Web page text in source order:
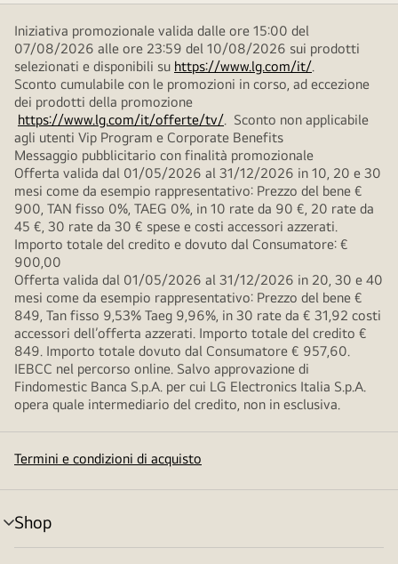
Iniziativa promozionale valida dalle ore 15:00 del
07/08/2026 alle ore 23:59 del 10/08/2026 sui prodotti
selezionati e disponibili su https://www.lg.com/it/.
Sconto cumulabile con le promozioni in corso, ad eccezione
dei prodotti della promozione
https://www.lg.com/it/offerte/tv/. Sconto non applicabile
agli utenti Vip Program e Corporate Benefits
Messaggio pubblicitario con finalità promozionale
Offerta valida dal 01/05/2026 al 31/12/2026 in 10, 20 e 30
mesi come da esempio rappresentativo: Prezzo del bene €
900, TAN fisso 0%, TAEG 0%, in 10 rate da 90 €, 20 rate da
45 €, 30 rate da 30 € spese e costi accessori azzerati.
Importo totale del credito e dovuto dal Consumatore: €
900,00
Offerta valida dal 01/05/2026 al 31/12/2026 in 20, 30 e 40
mesi come da esempio rappresentativo: Prezzo del bene €
849, Tan fisso 9,53% Taeg 9,96%, in 30 rate da € 31,92 costi
accessori dell’offerta azzerati. Importo totale del credito €
849. Importo totale dovuto dal Consumatore € 957,60.
IEBCC nel percorso online. Salvo approvazione di
Findomestic Banca S.p.A. per cui LG Electronics Italia S.p.A.
opera quale intermediario del credito, non in esclusiva.
Termini e condizioni di acquisto
Shop
Attivazione
menu